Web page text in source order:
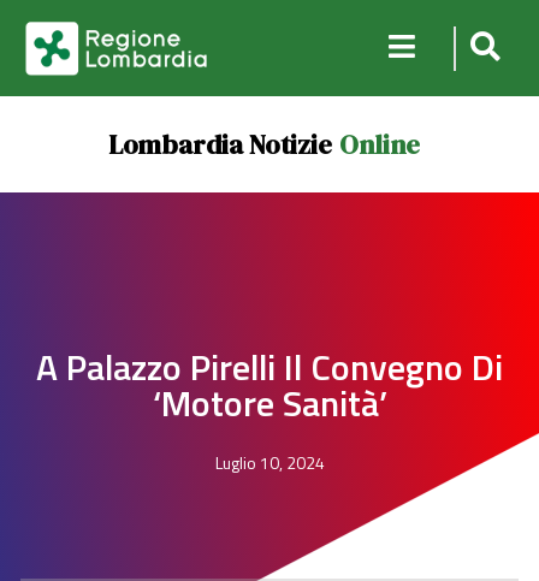
Lombardia Notizie Online
A Palazzo Pirelli Il Convegno Di
‘Motore Sanità’
Luglio 10, 2024